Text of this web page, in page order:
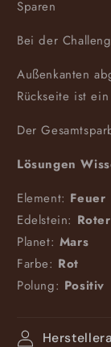
Sparen
Bei der
Außenkanten
Rückseite ist
Der
Lösungen
Element: Feuer
Edelstein:
Planet: Mars
Farbe: Rot
Polung: Positiv